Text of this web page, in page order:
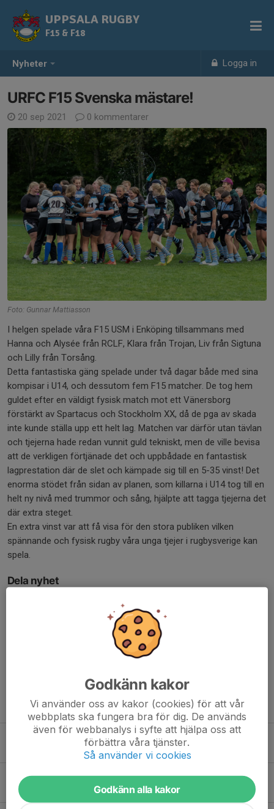
Nyheter Logga in
UPPSALA RUGBY
F15 & F18
URFC F15 Svenska mästare!
20 sep 2021 0 kommentarer
Foto: Gunnar Mattiasson
I helgen spelade våra F15 USM i Enköping tillsammans med
Hanna och Alysée från RCLF, Klara från Trojan, Liv från Sigtuna
och Lilly från Torsång.
Detta fantastiska gäng spelade under två dagar både med sina
kompisar i U14, och dessutom fem F15 matcher. De tog hem
guldet efter en väldigt fysisk match mot ett Vänersborg
förstärkt av Spartacus och Stockholm XX, då de pga av skada
inte kunde ställa upp ett helt lag. Matchen var därför utan tävlan
och tjejerna hade redan vunnit guld tekniskt, men de ville bevisa
att de verkligen förtjänade det och uppbådade en fantastisk
lagprestation där de slet och kämpade sig till en 5-35 vinst! Det
enorma stödet från sidan av planen, som killarna i U14 tog till en
helt ny nivå med trummor och sång, hjälpte att tagga tjejerna det
där extra steget.
En extra vinst var att få visa för den stora publiken vilken
spännande och fysisk rugby våra unga tjejer i rugbysverige kan
spela.
Dela nyhet
Tidigare nyheter
Training matches in Tumba
2 maj, 18:54
Vilket år 2025 var för våra tjejer!
18 jan, 18:50 0
Godkänn kakor
Vi använder oss av kakor (cookies) för att vår
webbplats ska fungera bra för dig. De används
även för webbanalys i syfte att hjälpa oss att
förbättra våra tjänster.
Så använder vi cookies
Godkänn alla kakor